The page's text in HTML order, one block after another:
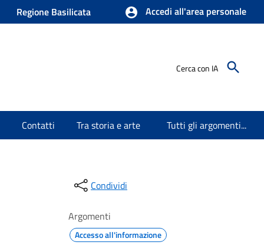
Regione Basilicata Accedi all'area personale
Cerca con IA
Contatti Tra storia e arte Tutti gli argomenti...
Condividi
Argomenti
Accesso all'informazione